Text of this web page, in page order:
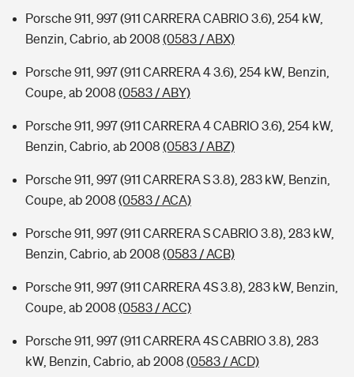
Porsche 911, 997 (911 CARRERA CABRIO 3.6), 254 kW,
Benzin, Cabrio, ab 2008 (0583 / ABX)
Porsche 911, 997 (911 CARRERA 4 3.6), 254 kW, Benzin,
Coupe, ab 2008 (0583 / ABY)
Porsche 911, 997 (911 CARRERA 4 CABRIO 3.6), 254 kW,
Benzin, Cabrio, ab 2008 (0583 / ABZ)
Porsche 911, 997 (911 CARRERA S 3.8), 283 kW, Benzin,
Coupe, ab 2008 (0583 / ACA)
Porsche 911, 997 (911 CARRERA S CABRIO 3.8), 283 kW,
Benzin, Cabrio, ab 2008 (0583 / ACB)
Porsche 911, 997 (911 CARRERA 4S 3.8), 283 kW, Benzin,
Coupe, ab 2008 (0583 / ACC)
Porsche 911, 997 (911 CARRERA 4S CABRIO 3.8), 283
kW, Benzin, Cabrio, ab 2008 (0583 / ACD)